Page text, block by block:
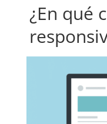
¿En qué